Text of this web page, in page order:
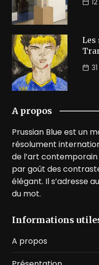
Les
A propos
Prussian Blue est un
résolument
de l’art
par goût des
élégant. Il s’adresse
du mot.
Informations
A propos